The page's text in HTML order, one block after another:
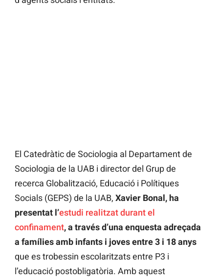
El Catedràtic de Sociologia al Departament de
Sociologia de la UAB i director del Grup de
recerca Globalització, Educació i Polítiques
Socials (GEPS) de la UAB, Xavier Bonal, ha
presentat l’estudi realitzat durant el
confinament, a través d’una enquesta adreçada
a famílies amb infants i joves entre 3 i 18 anys
que es trobessin escolaritzats entre P3 i
l’educació postobligatòria. Amb aquest